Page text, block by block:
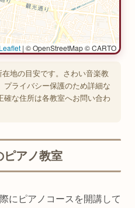
Leaflet | © OpenStreetMap © CARTO
地の目安です。さわい音楽教
ライバシー保護のため詳細な
な住所は各教室へお問い合わ
ピアノ教室
にピアノコースを開講して